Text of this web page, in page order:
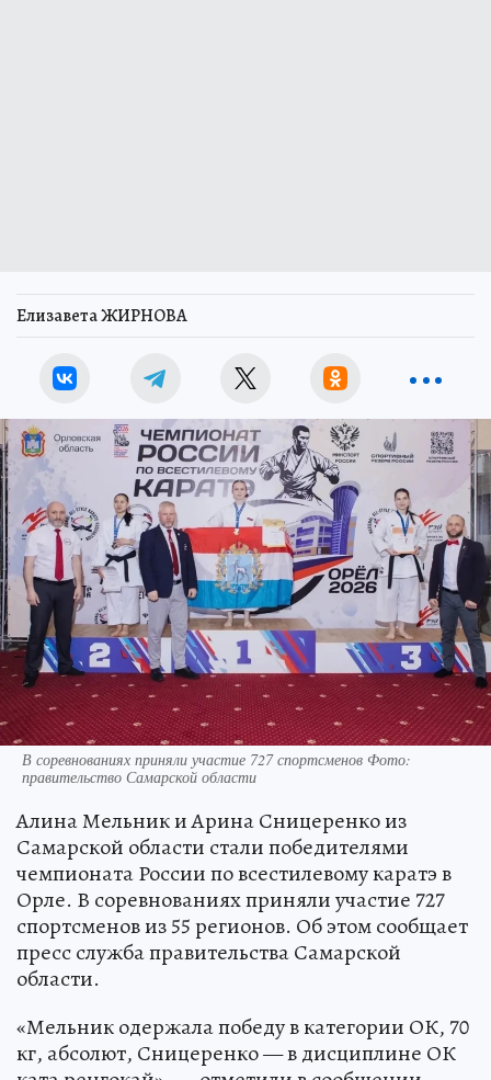
Елизавета ЖИРНОВА
В соревнованиях приняли участие 727 спортсменов Фото:
правительство Самарской области
Алина Мельник и Арина Сницеренко из
Самарской области стали победителями
чемпионата России по всестилевому каратэ в
Орле. В соревнованиях приняли участие 727
спортсменов из 55 регионов. Об этом сообщает
пресс служба правительства Самарской
области.
«Мельник одержала победу в категории ОК, 70
кг, абсолют, Сницеренко — в дисциплине ОК